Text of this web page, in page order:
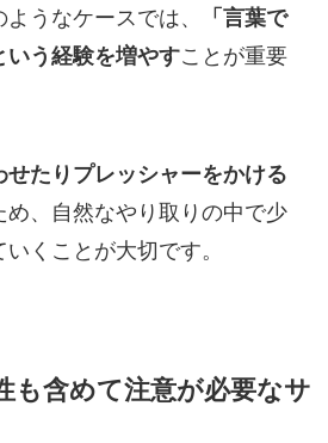
うなケースでは、
「言葉で
いう経験を増やすことが重要
せたりプレッシャーをかける
め、自然なやり取りの中で少
くことが大切です。
も含めて注意が必要なサ